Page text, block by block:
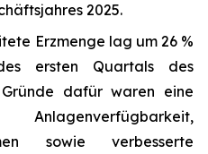
2025.
Erzmenge lag um 26 %
ersten Quartals des
Gründe dafür waren eine
sowie verbesserte